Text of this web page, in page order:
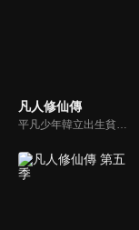
凡人修仙傳